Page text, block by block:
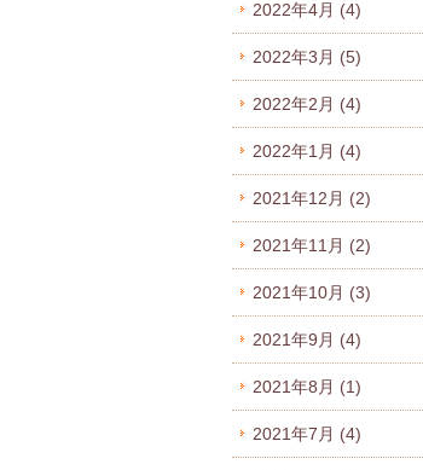
2022年4月 (4)
2022年3月 (5)
2022年2月 (4)
2022年1月 (4)
2021年12月 (2)
2021年11月 (2)
2021年10月 (3)
2021年9月 (4)
2021年8月 (1)
2021年7月 (4)